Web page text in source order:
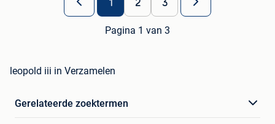
1 2 3
Pagina 1 van 3
leopold iii in Verzamelen
Gerelateerde zoektermen